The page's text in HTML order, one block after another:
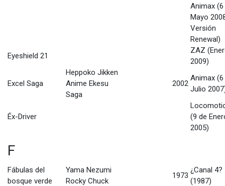
Animax (6
Mayo
Versión
Renewal)
Eyeshield 21
ZAZ
2009)
Excel Saga
Heppoko Jikken
Anime Ekesu
Saga
2002
Animax (6
Julio
Éx-Driver
(9 de
2005)
F
Fábulas del
bosque verde
Yama Nezumi
Rocky Chuck
1973
¿Canal 4?
(1987)